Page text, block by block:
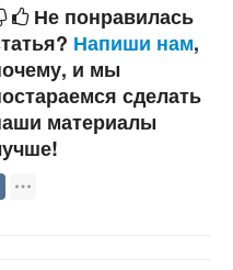
Не понравилась
Напиши нам,
и мы
сделать
материалы